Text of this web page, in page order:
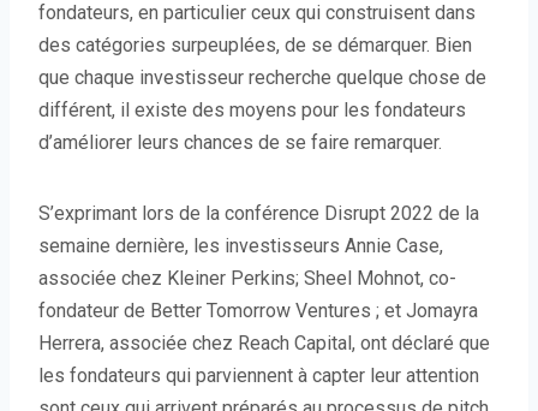
fondateurs, en particulier ceux qui construisent dans
des catégories surpeuplées, de se démarquer. Bien
que chaque investisseur recherche quelque chose de
différent, il existe des moyens pour les fondateurs
d’améliorer leurs chances de se faire remarquer.
S’exprimant lors de la conférence Disrupt 2022 de la
semaine dernière, les investisseurs Annie Case,
associée chez Kleiner Perkins; Sheel Mohnot, co-
fondateur de Better Tomorrow Ventures ; et Jomayra
Herrera, associée chez Reach Capital, ont déclaré que
les fondateurs qui parviennent à capter leur attention